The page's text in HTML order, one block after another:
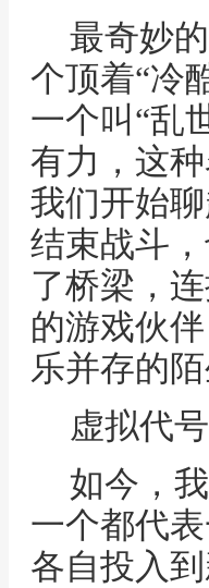
最奇妙
个顶着“冷
一个叫“乱
有力，这
我们开始
结束战斗
了桥梁，
的游戏伙
乐并存的陌
虚拟代
如今，
一个都代
各自投入